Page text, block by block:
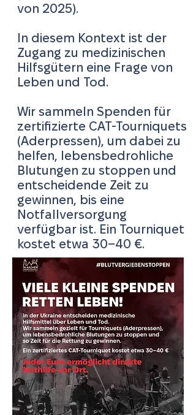
von 2025).
In diesem Kontext ist der
Zugang zu medizinischen
Hilfsgütern eine Frage von
Leben und Tod.
Wir sammeln Spenden für
zertifizierte CAT-Tourniquets
(Aderpressen), um dabei zu
helfen, lebensbedrohliche
Blutungen zu stoppen und
entscheidende Zeit zu
gewinnen, bis eine
Notfallversorgung
verfügbar ist. Ein Tourniquet
kostet etwa 30–40 €.